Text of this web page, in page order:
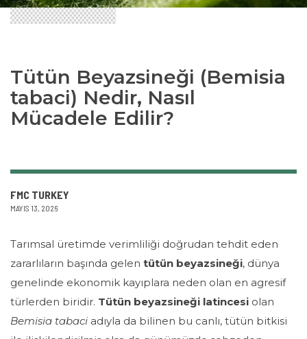
Tütün Beyazsineği (Bemisia
tabaci) Nedir, Nasıl
Mücadele Edilir?
FMC TURKEY
MAYIS 13, 2026
Tarımsal üretimde verimliliği doğrudan tehdit eden
zararlıların başında gelen tütün beyazsineği, dünya
genelinde ekonomik kayıplara neden olan en agresif
türlerden biridir. Tütün beyazsineği latincesi olan
Bemisia tabaci adıyla da bilinen bu canlı, tütün bitkisi